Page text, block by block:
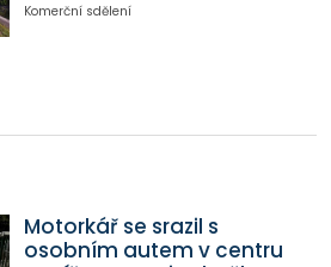
Komerční sdělení
Motorkář se srazil s
osobním autem v centru